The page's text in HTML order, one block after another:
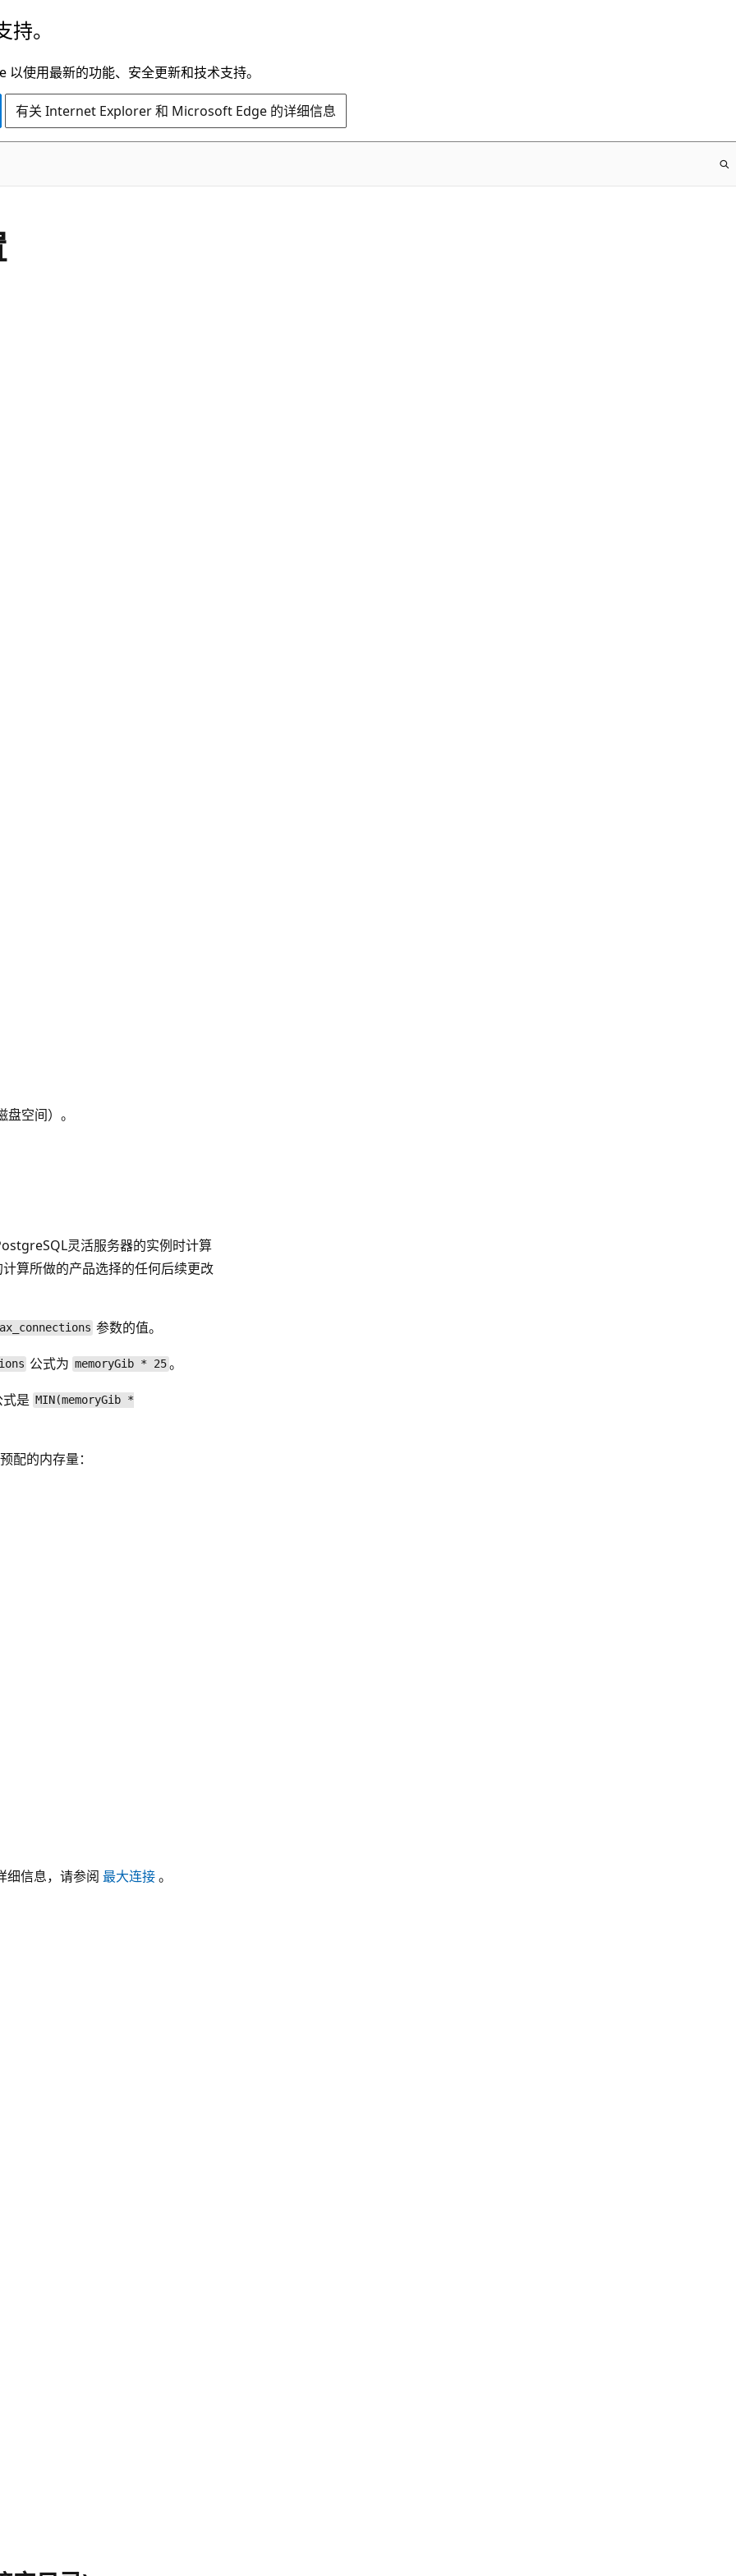
。
使用最新的功能、安全更新和技术支持。
有关 Internet Explorer 和 Microsoft Edge 的详细信息
空间）。
灵活服务器的实例时计算
算所做的产品选择的任何后续更改
参数的值。
公式为 memoryGib * 25。
是 MIN(memoryGib *
配的内存量：
信息，请参阅 最大连接。